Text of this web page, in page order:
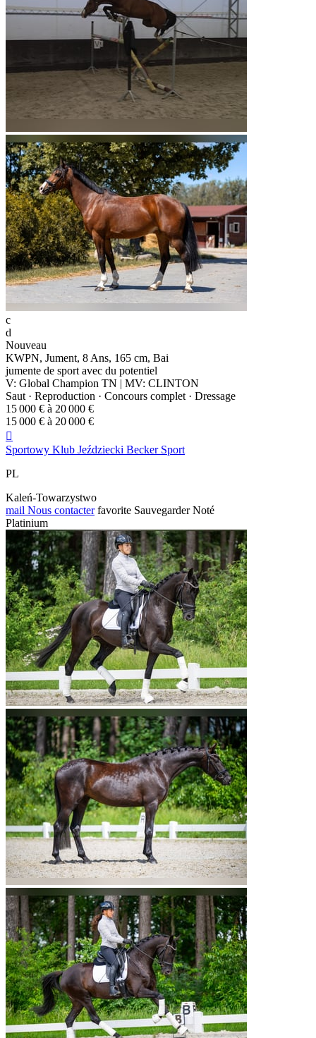
c
d
Nouveau
KWPN, Jument, 8 Ans, 165 cm, Bai
jumente de sport avec du potentiel
V: Global Champion TN | MV: CLINTON
Saut · Reproduction · Concours complet · Dressage
15 000 € à 20 000 €
15 000 € à 20 000 €

Sportowy Klub Jeździecki Becker Sport
PL
Kaleń-Towarzystwo
mail Nous contacter favorite Sauvegarder Noté
Platinium